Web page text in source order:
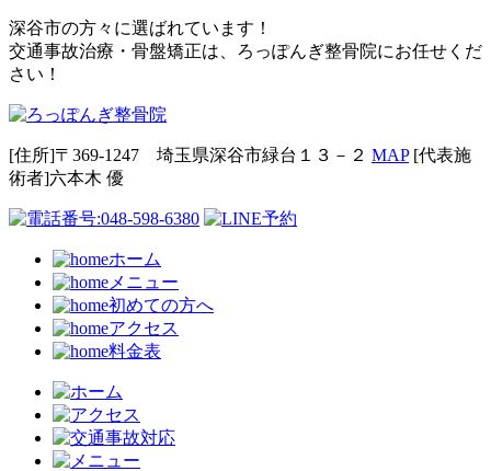
深谷市の方々に選ばれています！
交通事故治療・骨盤矯正は、ろっぽんぎ整骨院にお任せくだ
さい！
[住所]〒369-1247 埼玉県深谷市緑台１３－２ MAP[代表施
術者]六本⽊ 優
ホーム
メニュー
初めての方へ
アクセス
料金表